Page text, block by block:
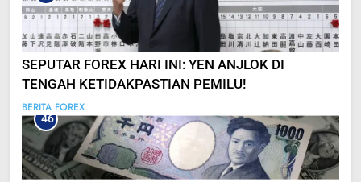
SEPUTAR FOREX HARI INI: YEN ANJLOK DI
TENGAH KETIDAKPASTIAN PEMILU!
BERITA FOREX
46